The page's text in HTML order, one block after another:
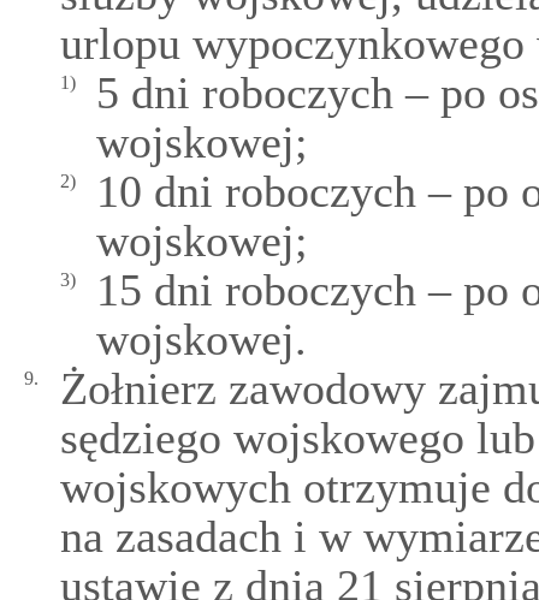
urlopu
1)
5 dni roboczych – po
wojskowej;
2)
10 dni roboczych – po
wojskowej;
3)
15 dni roboczych – po
wojskowej.
9.
Żołnierz zawodowy
sędziego wojskowego
wojskowych otrzymuje
na zasadach i w
ustawie z dnia 21